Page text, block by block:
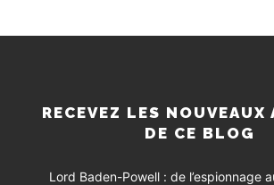
RECEVEZ LES NOUVEAUX
DE CE BLOG
Lord Baden-Powell : de l’espionnage